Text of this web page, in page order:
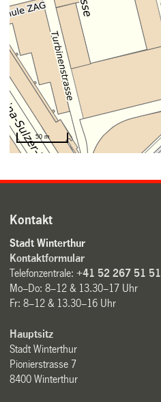
Kontakt
Stadt Winterthur
Kontaktformular
Telefonzentrale:+41 52 267 51 51
Mo–Do: 8–12 & 13.30–17 Uhr
Fr: 8–12 & 13.30–16 Uhr
Hauptsitz
Stadt Winterthur
Pionierstrasse 7
8400 Winterthur